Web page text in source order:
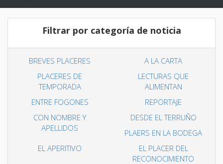
Filtrar por categoría de noticia
BREVES PLACERES
A LA CARTA
PLACERES DE
TEMPORADA
LECTURAS QUE
ALIMENTAN
ENTRE FOGONES
REPORTAJE
CON NOMBRE Y
APELLIDOS
DESDE EL TERRUÑO
PLAERS EN LA BODEGA
EL APERITIVO
EL PLACER DEL
RECONOCIMIENTO